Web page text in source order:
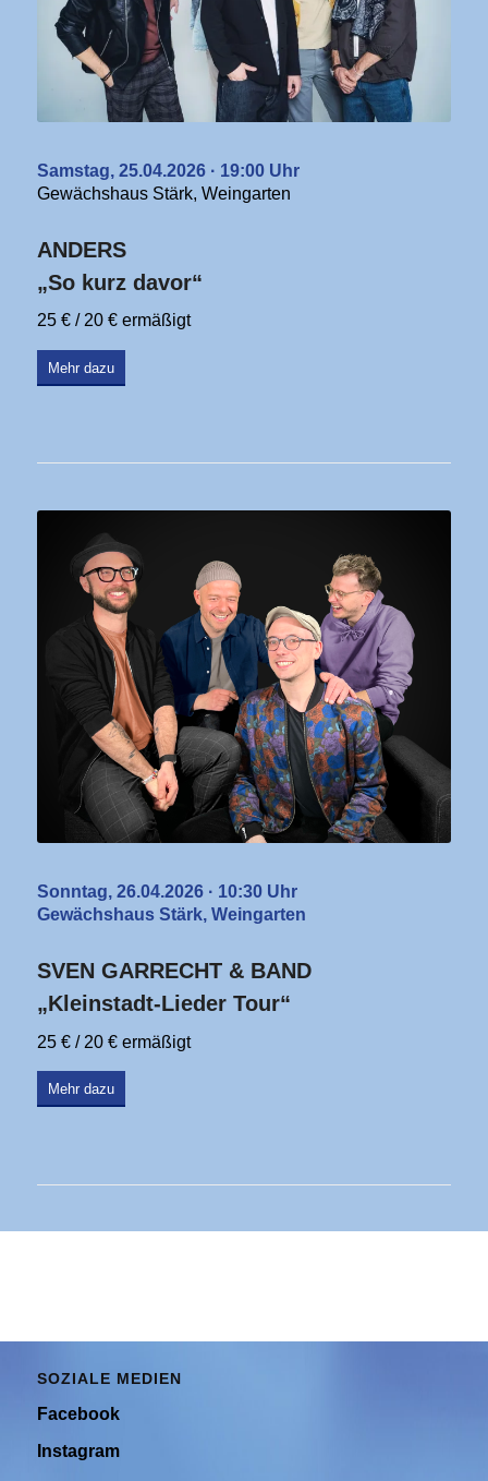
Samstag, 25.04.2026 · 19:00 Uhr
Gewächshaus Stärk, Weingarten
ANDERS
„So kurz davor“
25 € / 20 € ermäßigt
Mehr dazu
Sonntag, 26.04.2026 · 10:30 Uhr
Gewächshaus Stärk, Weingarten
SVEN GARRECHT & BAND
„Kleinstadt-Lieder Tour“
25 € / 20 € ermäßigt
Mehr dazu
SOZIALE MEDIEN
Facebook
Instagram